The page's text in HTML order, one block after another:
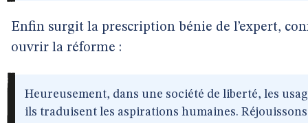
Enfin surgit la prescription bénie de l’expert,
ouvrir la réforme :
Heureusement, dans une société de liberté, les
ils traduisent les aspirations humaines.